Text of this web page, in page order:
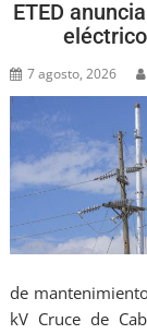
ETED
7 agosto, 2026
de
kV Cruce de